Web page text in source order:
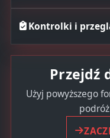
Kontrolki i
Przejdź
Użyj powyższego